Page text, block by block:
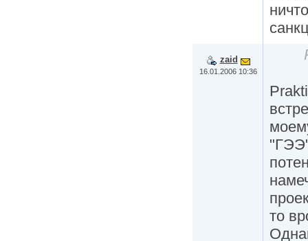
zaid
16.01.2006 10:36
то